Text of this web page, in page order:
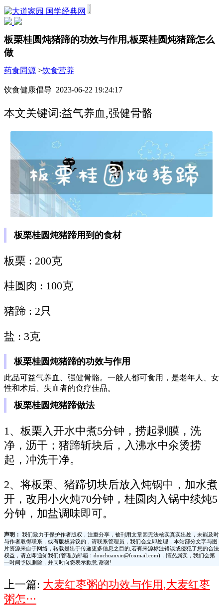
国学经典网
板栗桂圆炖猪蹄的功效与作用,板栗桂圆炖猪蹄怎么
做
药食同源 >饮食营养
饮食健康倡导 2023-06-22 19:24:17
本文关键词:益气养血,强健骨骼
板栗桂圆炖猪蹄用到的食材
板栗 : 200克
桂圆肉 : 100克
猪蹄 : 2只
盐 : 3克
板栗桂圆炖猪蹄的功效与作用
此品可益气养血、强健骨骼。一般人都可食用，是老年人、女
性和术后、失血者的食疗佳品。
板栗桂圆炖猪蹄做法
1、板栗入开水中煮5分钟，捞起剥膜，洗
净，沥干；猪蹄斩块后，入沸水中氽烫捞
起，冲洗干净。
2、将板栗、猪蹄切块后放入炖锅中，加水煮
开，改用小火炖70分钟，桂圆肉入锅中续炖5
分钟，加盐调味即可。
声明：
我们致力于保护作者版权，注重分享，被刊用文章因无法核实真实出处，未能及时
与作者取得联系，或有版权异议的，请联系管理员，我们会立即处理，本站部分文字与图
片资源来自于网络，转载是出于传递更多信息之目的,若有来源标注错误或侵犯了您的合法
权益，请立即通知我们(管理员邮箱：douchuanxin@foxmail.com)，情况属实，我们会第
一时间予以删除，并同时向您表示歉意,谢谢!
上一篇: 大麦红枣粥的功效与作用,大麦红枣
粥怎···